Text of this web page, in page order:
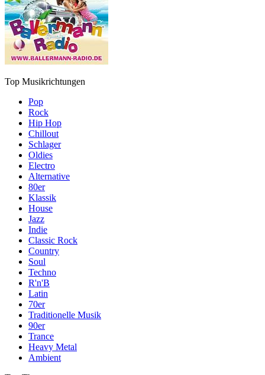
Top Musikrichtungen
Pop
Rock
Hip Hop
Chillout
Schlager
Oldies
Electro
Alternative
80er
Klassik
House
Jazz
Indie
Classic Rock
Country
Soul
Techno
R'n'B
Latin
70er
Traditionelle Musik
90er
Trance
Heavy Metal
Ambient